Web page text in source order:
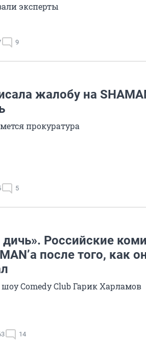
эксперты
9
жалобу на
прокуратура
5
Российские
после того, как
Comedy Club Гарик Харламов
14